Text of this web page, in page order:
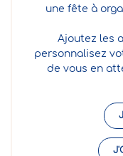
une fête à
Ajoutez les
personnalisez
de vous en